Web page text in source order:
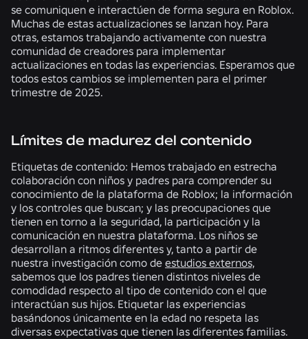
se comuniquen e interactúen de forma segura en Roblox.
Muchas de estas actualizaciones se lanzan hoy. Para
otras, estamos trabajando activamente con nuestra
comunidad de creadores para implementar
actualizaciones en todas las experiencias. Esperamos que
todos estos cambios se implementen para el primer
trimestre de 2025.
Límites de madurez del contenido
Etiquetas de contenido: Hemos trabajado en estrecha
colaboración con niños y padres para comprender su
conocimiento de la plataforma de Roblox; la información
y los controles que buscan; y las preocupaciones que
tienen en torno a la seguridad, la participación y la
comunicación en nuestra plataforma. Los niños se
desarrollan a ritmos diferentes y, tanto a partir de
nuestra investigación como de estudios externos,
sabemos que los padres tienen distintos niveles de
comodidad respecto al tipo de contenido con el que
interactúan sus hijos. Etiquetar las experiencias
basándonos únicamente en la edad no respeta las
diversas expectativas que tienen las diferentes familias.